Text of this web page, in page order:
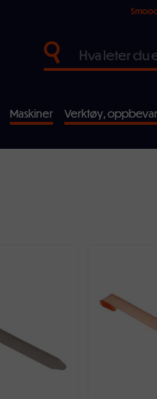
Maskiner Verktøy,